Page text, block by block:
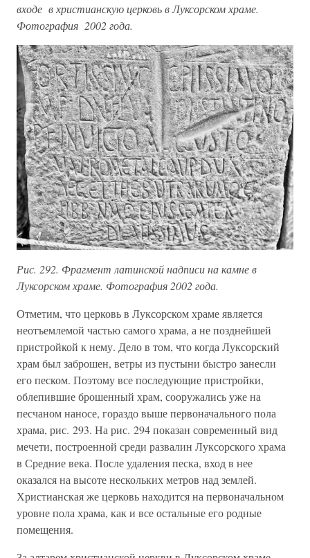
входе в христианскую церковь в Луксорском храме.
Фотография 2002 года.
Рис. 292. Фрагмент латинской надписи на камне в
Луксорском храме. Фотография 2002 года.
Отметим, что церковь в Луксорском храме является
неотъемлемой частью самого храма, а не позднейшей
пристройкой к нему. Дело в том, что когда Луксорский
храм был заброшен, ветры из пустыни быстро занесли
его песком. Поэтому все последующие пристройки,
облепившие брошенный храм, сооружались уже на
песчаном наносе, гораздо выше первоначального пола
храма, рис. 293. На рис. 294 показан современный вид
мечети, построенной среди развалин Луксорского храма
в Средние века. После удаления песка, вход в нее
оказался на высоте нескольких метров над землей.
Христианская же церковь находится на первоначальном
уровне пола храма, как и все остальные его родные
помещения.